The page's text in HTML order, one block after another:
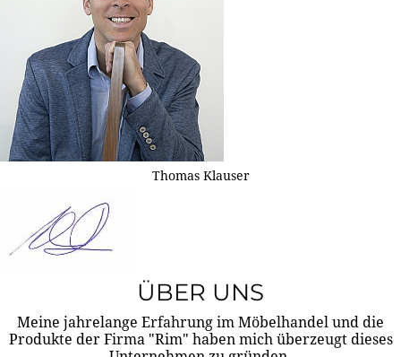
Thomas Klauser
ÜBER UNS
Meine jahrelange Erfahrung im Möbelhandel und die
Produkte der Firma "Rim" haben mich überzeugt dieses